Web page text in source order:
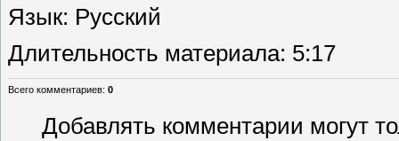
Язык: Русский
Длительность материала: 5:17
Всего комментариев: 0
Добавлять комментарии могут